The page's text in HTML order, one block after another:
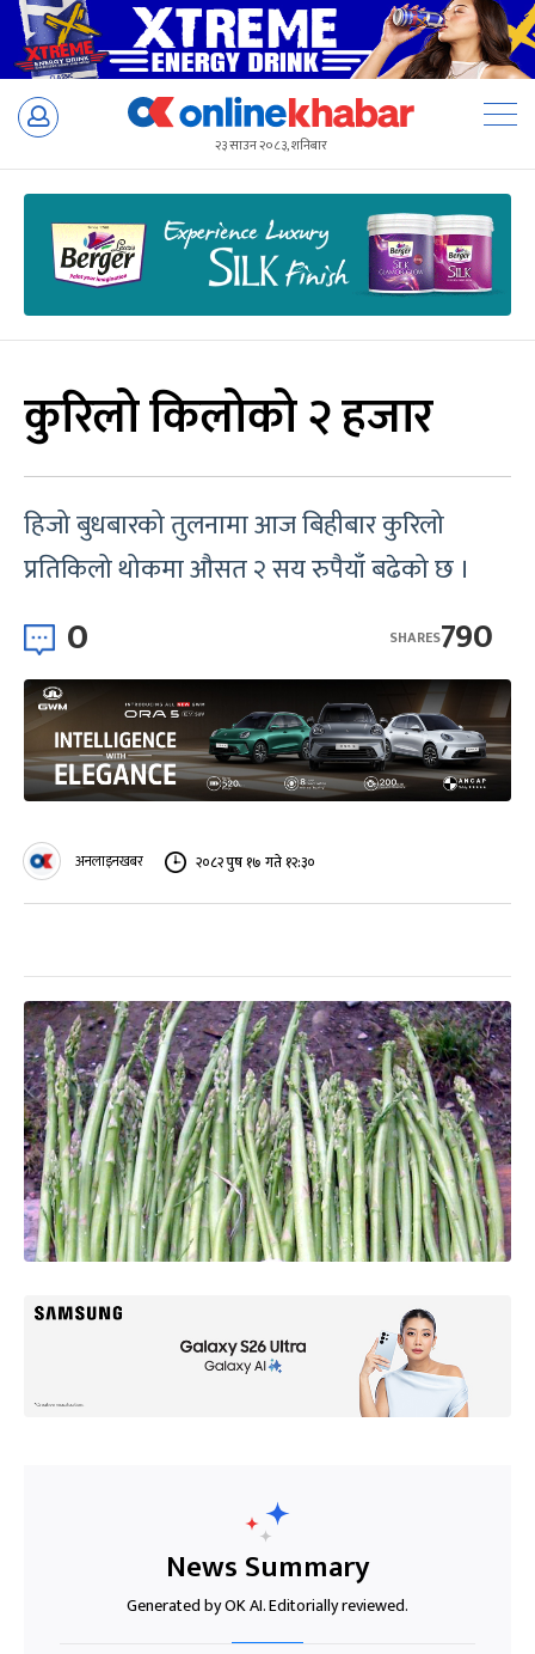
Skip
२३ साउन २०८३, शनिबार
कुरिलो किलोको २ हजार
हिजो बुधबारको तुलनामा आज बिहीबार कुरिलो
प्रतिकिलो थोकमा औसत २ सय रुपैयाँ बढेको छ ।
0 790
SHARES
अनलाइनखबर २०८२ पुष १७ गते १२:३०
News Summary
Generated by OK AI. Editorially reviewed.